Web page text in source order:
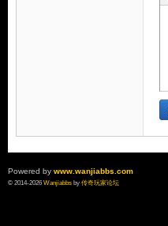
Powered by www.wanjiabbs.com
© 2014-2026 Wanjiabbsby 传奇玩家论坛